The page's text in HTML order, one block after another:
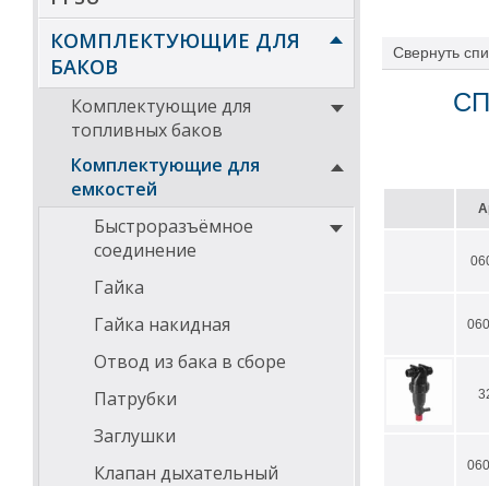
КОМПЛЕКТУЮЩИЕ ДЛЯ
БАКОВ
Комплектующие для
топливных баков
Комплектующие для
емкостей
Быстроразъёмное
соединение
Гайка
Гайка накидная
Отвод из бака в сборе
Патрубки
Заглушки
Клапан дыхательный
Свернуть